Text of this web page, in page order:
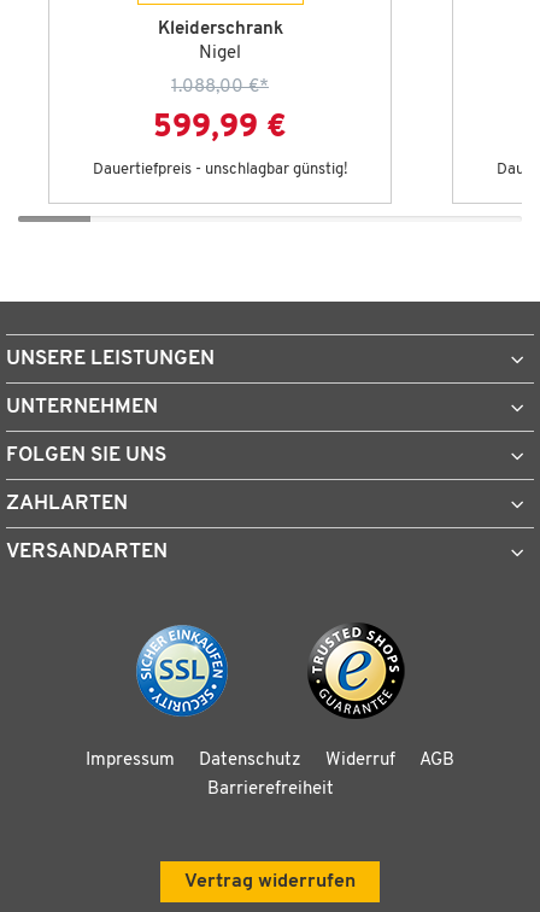
Kleiderschrank
Nigel
1.088,00 €*
599,99 €
Dauertiefpreis - unschlagbar günstig!
UNSERE LEISTUNGEN
UNTERNEHMEN
FOLGEN SIE UNS
ZAHLARTEN
VERSANDARTEN
Impressum Datenschutz Widerruf
AGB
Barrierefreiheit
Vertrag widerrufen